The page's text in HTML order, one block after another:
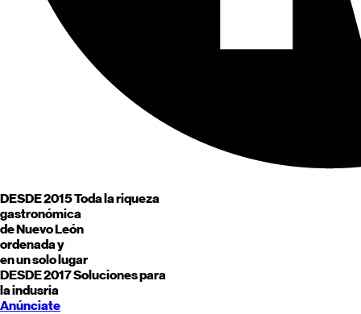
DESDE 2015Toda la riqueza
gastronómica
deNuevo León
ordenada y
en un solo lugar
DESDE 2017Soluciones para
la indusria
Anúnciate